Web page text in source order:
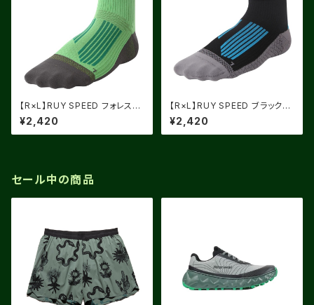
【R×L】RUY SPEED フォレスト
グリーン×グリーン
¥2,420
【R×L】RUY SPEED ブラック×
ブルー
¥2,420
セール中の商品